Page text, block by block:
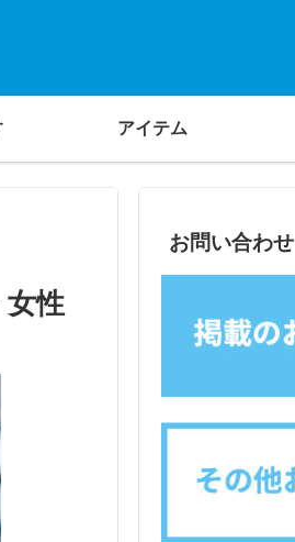
アイテム
性
お問い合わせ